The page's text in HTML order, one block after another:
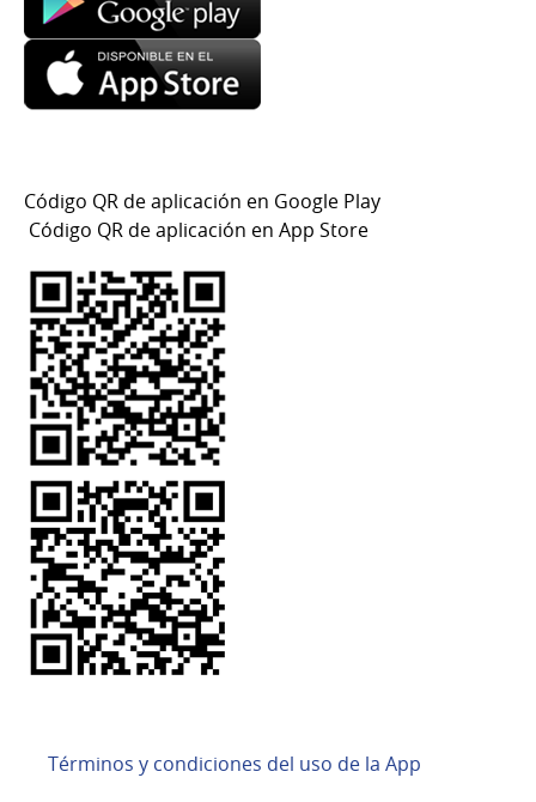
Código QR de aplicación en Google Play
Código QR de aplicación en App Store
Términos y condiciones del uso de la App